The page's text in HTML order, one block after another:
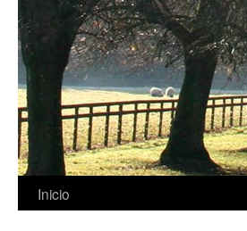
Saltar
Inicio